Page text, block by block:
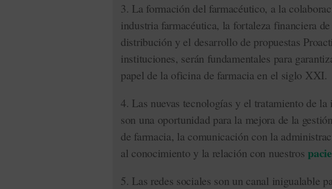
3. La formación del farmacéutico, a la
industria farmacéutica, la fortaleza financiera de
distribución y el desarrollo de propuestas
instituciones, serán fundamentales para
papel de la oficina de farmacia en el siglo XXI.
4. Las nuevas tecnologías y el tratamiento de la
son una oportunidad para la mejora de la
de farmacia, la comunicación con la
al conocimiento y la relación con nuestros
5. Las redes sociales son un canal inigualable